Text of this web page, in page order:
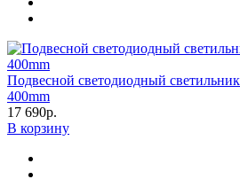
Подвесной светодиодный
400mm
17 690р.
В корзину